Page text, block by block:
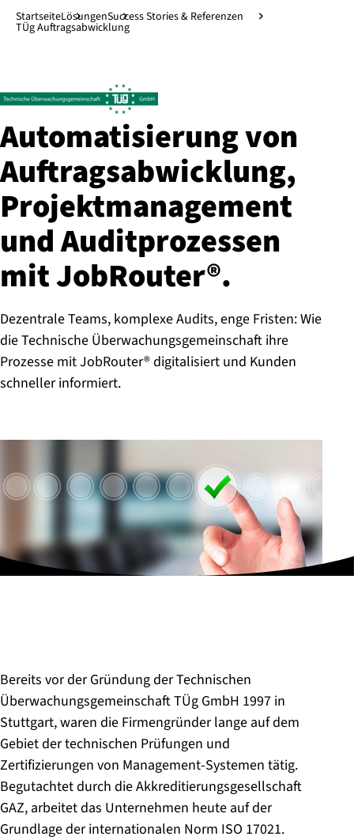
Direkt zum Hauptinhalt↓
StartseiteLösungenSuccess Stories & Referenzen
TÜg Auftragsabwicklung
Au­to­ma­ti­sie­rung von
Auf­trags­ab­wick­lung,
Pro­jekt­ma­nage­ment
und Au­dit­pro­zes­sen
mit JobRouter®.
Dezentrale Teams, komplexe Audits, enge Fristen: Wie
die Technische Überwachungsgemeinschaft ihre
Prozesse mit JobRouter® digitalisiert und Kunden
schneller informiert.
Bereits vor der Gründung der Technischen
Überwachungsgemeinschaft TÜg GmbH 1997 in
Stuttgart, waren die Firmengründer lange auf dem
Gebiet der technischen Prüfungen und
Zertifizierungen von Management-Systemen tätig.
Begutachtet durch die Akkreditierungsgesellschaft
GAZ, arbeitet das Unternehmen heute auf der
Grundlage der internationalen Norm ISO 17021.